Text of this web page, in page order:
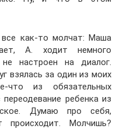
как-то молчат: Маша
А. ходит немного
настроен на диалог.
взялась за один из моих
что из обязательных
переодевание ребенка из
Думаю про себя,
Молчишь?